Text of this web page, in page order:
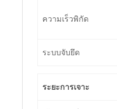
ความเร็วพิกัด
ระบบจับยึด
ระยะการเจาะ